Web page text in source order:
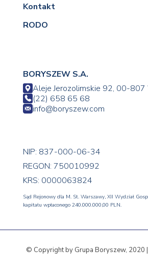
Kontakt
RODO
BORYSZEW S.A.
Aleje Jerozolimskie 92, 00-807
(22) 658 65 68
info@boryszew.com
NIP: 837-000-06-34
REGON: 750010992
KRS: 0000063824
Sąd Rejonowy dla M. St. Warszawy, XII Wydział
kapitału wpłaconego 240.000.000,00 PLN.
© Copyright by Grupa Boryszew, 2020